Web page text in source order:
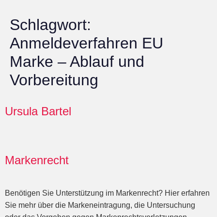
Schlagwort:
Anmeldeverfahren EU
Marke – Ablauf und
Vorbereitung
Ursula Bartel
Markenrecht
Benötigen Sie Unterstützung im Markenrecht? Hier erfahren
Sie mehr über die Markeneintragung, die Untersuchung